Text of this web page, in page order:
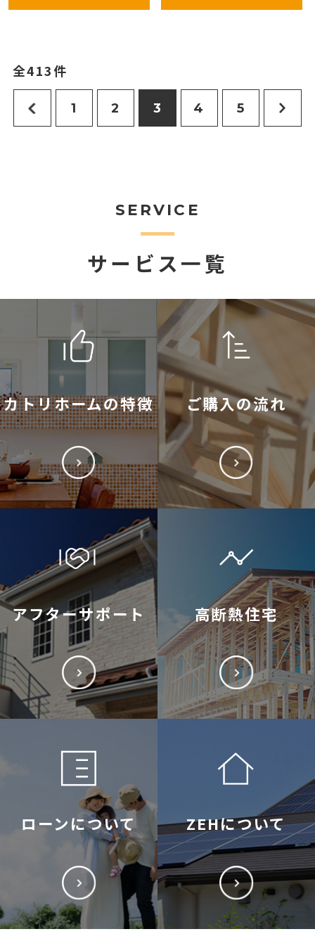
全413件
1 2 3 4 5
SERVICE
サービス一覧
カトリホームの特徴 ご購入の流れ
アフターサポート 高断熱住宅
ローンについて ZEHについて